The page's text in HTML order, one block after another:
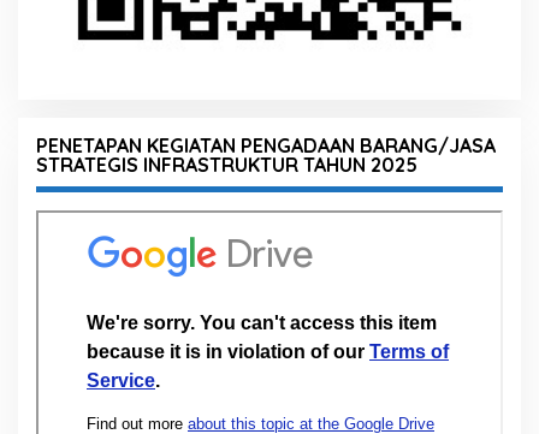
PENETAPAN KEGIATAN PENGADAAN BARANG/JASA
STRATEGIS INFRASTRUKTUR TAHUN 2025